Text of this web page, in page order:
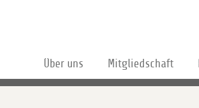
Über uns Mitgliedschaft